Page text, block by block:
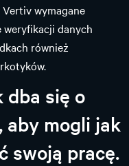
Vertiv wymagane
weryfikacji danych
również
dba się o
aby mogli jak
swoją pracę.